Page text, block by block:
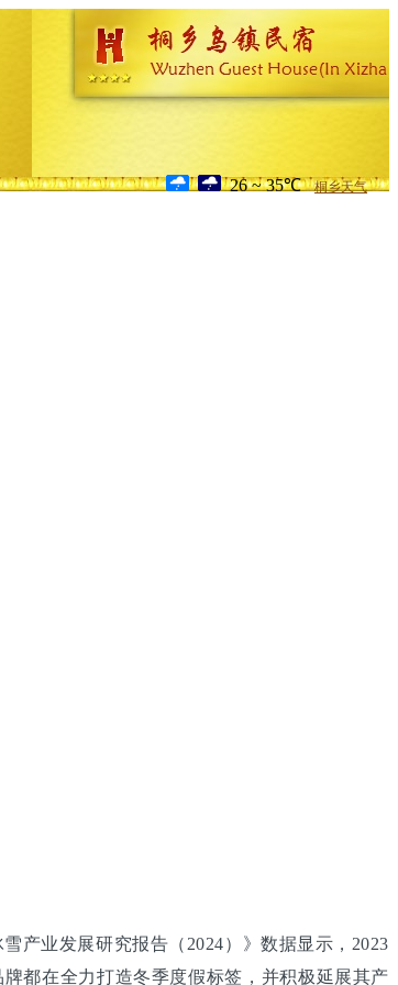
26 ~ 35℃ 桐乡天气
产业发展研究报告（2024）》数据显示，2023
都在全力打造冬季度假标签，并积极延展其产